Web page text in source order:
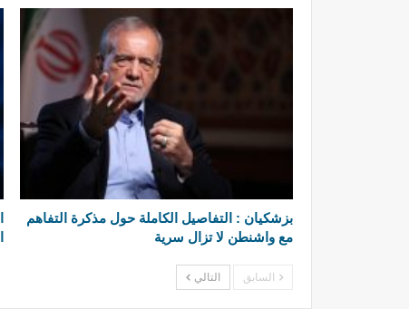
بزشكيان : التفاصيل الكاملة حول مذكرة التفاهم
مع واشنطن لا تزال سرية
السابق التالي